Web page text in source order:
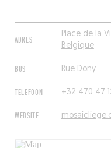
ADRES
Place de la
Belgique
BUS Rue Dony
TELEFOON +32 470 47
WEBSITE